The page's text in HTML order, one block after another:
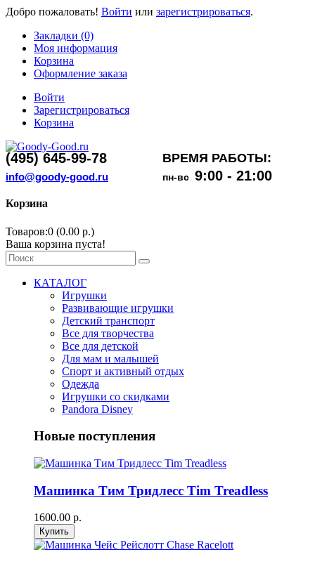
Добро пожаловать! Войти или зарегистрироваться.
Закладки (0)
Моя информация
Корзина
Оформление заказа
Войти
Зарегистрироваться
Корзина
(495) 645-99-78 ВРЕМЯ РАБОТЫ:
info@goody-good.ru пн-вс 9:00 - 21:00
Корзина
Товаров:0 (0.00 р.)
Ваша корзина пуста!
КАТАЛОГ
Игрушки
Развивающие игрушки
Детский транспорт
Все для творчества
Все для детской
Для мам и малышей
Спорт и активный отдых
Одежда
Игрушки со скидками
Pandora Disney
Новые поступления
Машинка Тим Тридлесс Tim Treadless
1600.00 р.